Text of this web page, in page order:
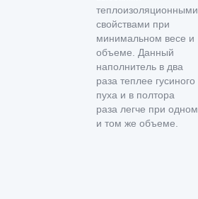
теплоизоляционными
свойствами при
минимальном весе и
объеме. Данный
наполнитель в два
раза теплее гусиного
пуха и в полтора
раза легче при одном
и том же объеме.